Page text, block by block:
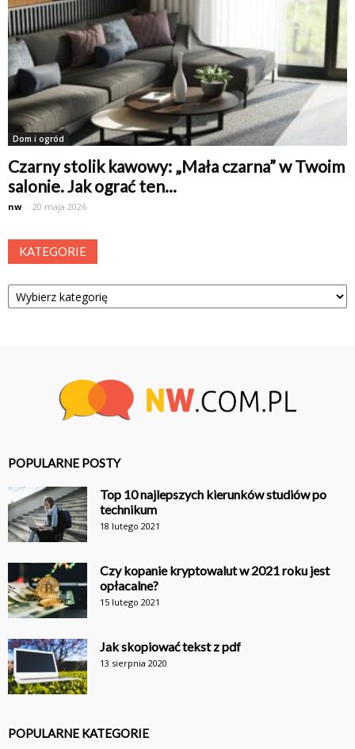
Dom i ogród
Czarny stolik kawowy: „Mała czarna” w Twoim
salonie. Jak ograć ten...
nw - 20 maja 2026
KATEGORIE
Kategorie
POPULARNE POSTY
Top 10 najlepszych kierunków studiów po
technikum
18 lutego 2021
Czy kopanie kryptowalut w 2021 roku jest
opłacalne?
15 lutego 2021
Jak skopiować tekst z pdf
13 sierpnia 2020
POPULARNE KATEGORIE